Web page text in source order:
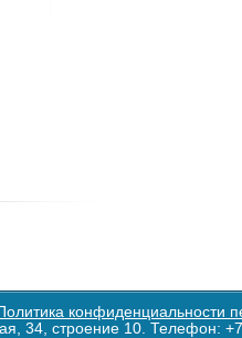
конфиденциальности
34, строение 10. Телефон: